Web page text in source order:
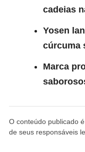
cadeias
Yosen
cúrcuma
Marca
O conteúdo publicado
de seus responsáveis